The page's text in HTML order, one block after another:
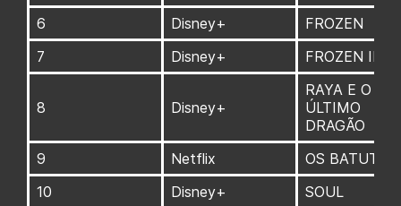
6
Disney+
FROZEN
7
Disney+ FROZEN II
8 Disney+
RAYA E O
ÚLTIMO
DRAGÃO
9
Netflix
OS
10
Disney+ SOUL